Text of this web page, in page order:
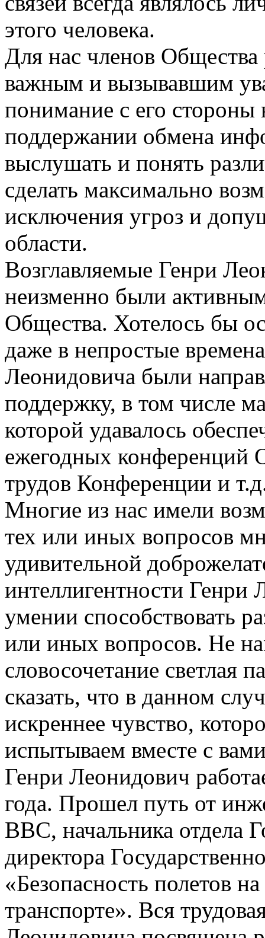
этого человека.
Для нас членов Общества
важным и вызывавшим
понимание с его стороны
поддержании обмена
выслушать и понять
сделать максимально
исключения угроз и
области.
Возглавляемые Генри
неизменно были
Общества. Хотелось бы
даже в непростые
Леонидовича были
поддержку, в том числе
которой удавалось
ежегодных конференций
трудов Конференции и
Многие из нас имели
тех или иных вопросов
удивительной
интеллигентности Генри
умении способствовать
или иных вопросов. Не
словосочетание светлая
сказать, что в данном
искреннее чувство,
испытываем вместе с
Генри Леонидович
года. Прошел путь от
ВВС, начальника отдела
директора
«Безопасность полетов
транспорте». Вся